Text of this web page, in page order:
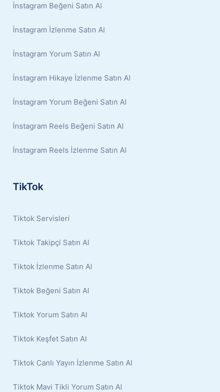
İnstagram Beğeni Satın Al
İnstagram İzlenme Satın Al
İnstagram Yorum Satın Al
İnstagram Hikaye İzlenme Satın Al
İnstagram Yorum Beğeni Satın Al
İnstagram Reels Beğeni Satın Al
İnstagram Reels İzlenme Satın Al
TikTok
Tiktok Servisleri
Tiktok Takipçi Satın Al
Tiktok İzlenme Satın Al
Tiktok Beğeni Satın Al
Tiktok Yorum Satın Al
Tiktok Keşfet Satın Al
Tiktok Canlı Yayın İzlenme Satın Al
Tiktok Mavi Tikli Yorum Satın Al